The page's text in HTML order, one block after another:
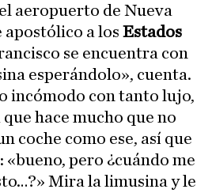
aeropuerto de Nueva
apostólico a los Estados
se encuentra con
esperándolo», cuenta.
incómodo con tanto lujo,
hace mucho que no
coche como ese, así que
«bueno, pero ¿cuándo me
Mira la limusina y le